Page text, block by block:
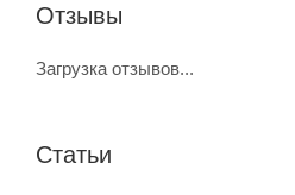
Отзывы
Загрузка отзывов...
Статьи